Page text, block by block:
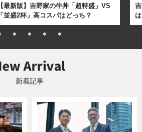
【最新版】吉野家の牛丼「超特盛」VS
「並盛2杯」高コスパはどっち？
新着記事